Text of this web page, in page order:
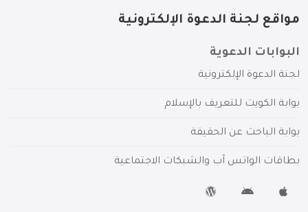
مواقع لجنة الدعوة الإلكترونية
البوابات الدعوية
لجنة الدعوة الإلكترونية
بوابة الكويت للتعريف بالإسلام
بوابة الباحث عن الحقيقة
بطاقات الواتس آب والشبكات الاجتماعية